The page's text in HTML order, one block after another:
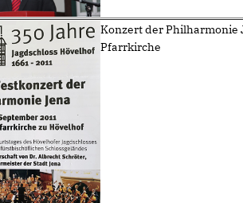
Konzert der Philharmonie
Pfarrkirche